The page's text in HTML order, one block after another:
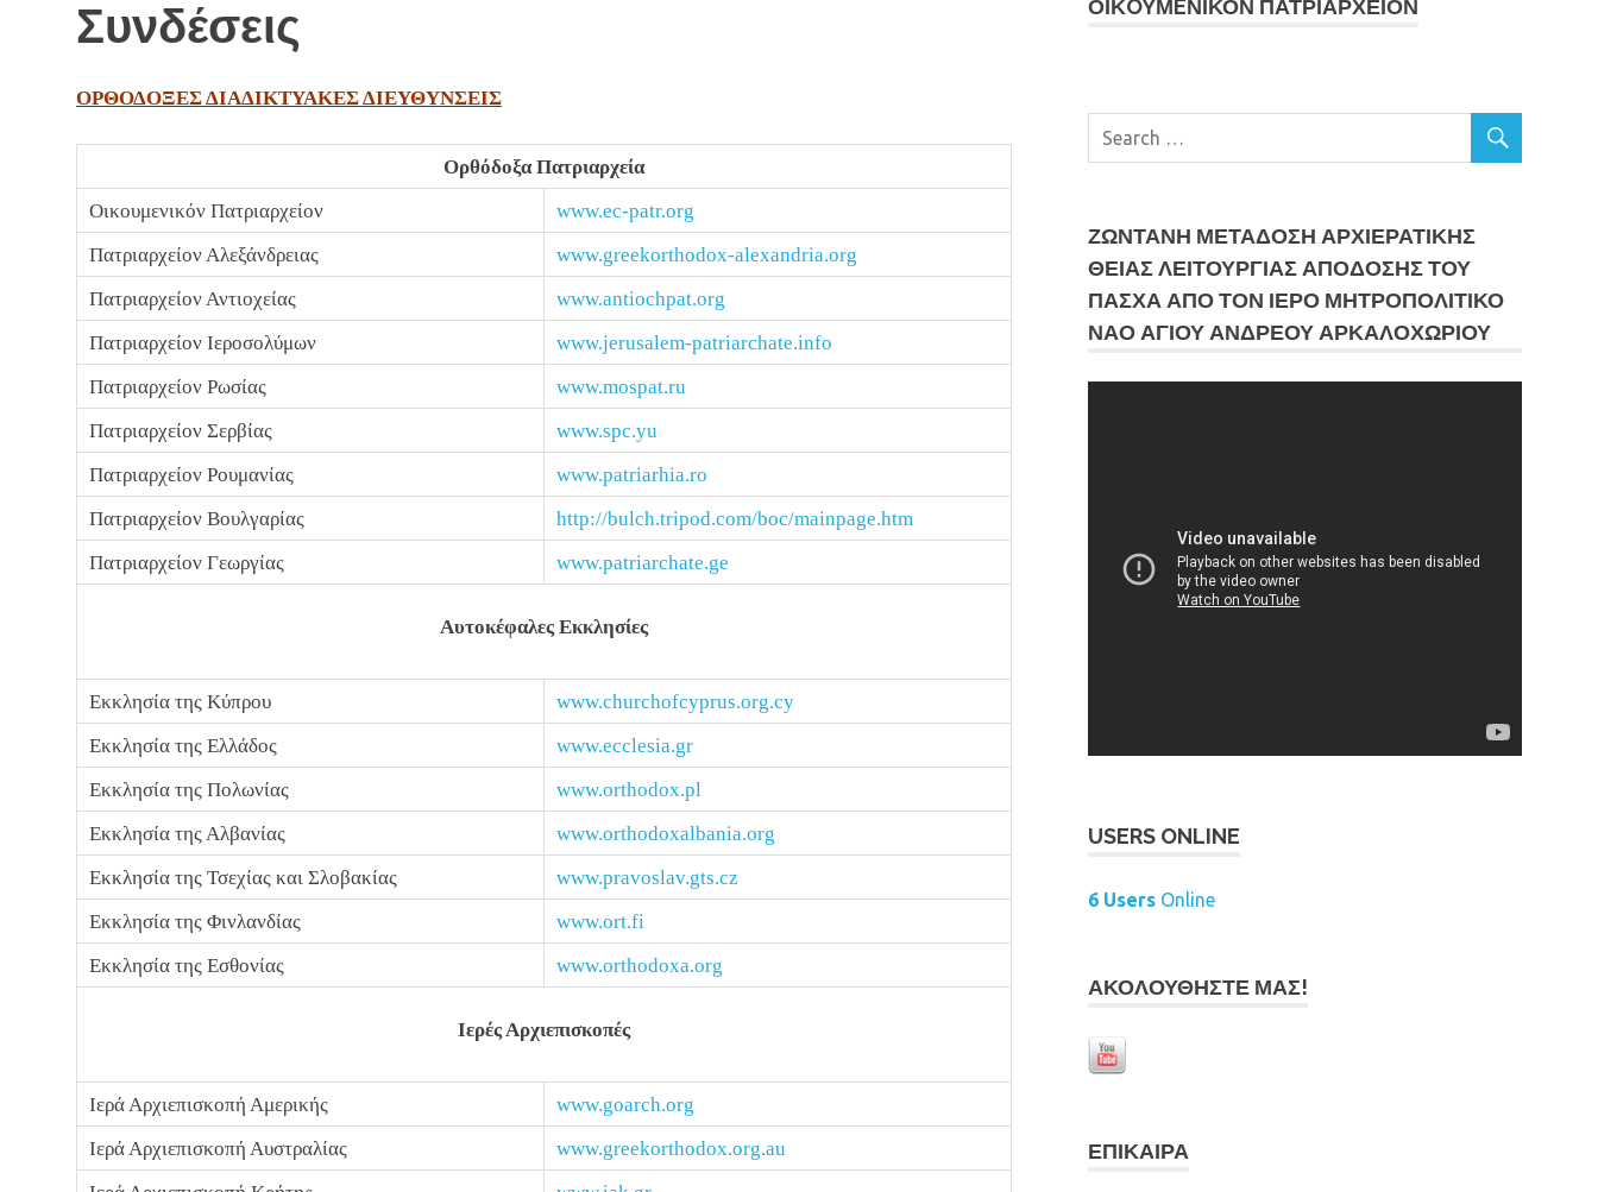
Συνδέσεις
ΟΡΘΟΔΟΞΕΣ ΔΙΑΔΙΚΤΥΑΚΕΣ ΔΙΕΥΘΥΝΣΕΙΣ
Ορθόδοξα Πατριαρχεία
Οικουμενικόν Πατριαρχείον
www.ec-patr.org
Πατριαρχείον Αλεξάνδρειας
www.greekorthodox-alexandria.org
Πατριαρχείον Αντιοχείας
www.antiochpat.org
Πατριαρχείον Ιεροσολύμων
www.jerusalem-patriarchate.info
Πατριαρχείον Ρωσίας
www.mospat.ru
Πατριαρχείον Σερβίας
www.spc.yu
Πατριαρχείον Ρουμανίας
www.patriarhia.ro
Πατριαρχείον Βουλγαρίας
http://bulch.tripod.com/boc/mainpage.htm
Πατριαρχείον Γεωργίας
www.patriarchate.ge
Αυτοκέφαλες Εκκλησίες
Εκκλησία της Κύπρου
www.churchofcyprus.org.cy
Εκκλησία της Ελλάδος
www.ecclesia.gr
Εκκλησία της Πολωνίας
www.orthodox.pl
Εκκλησία της Αλβανίας
www.orthodoxalbania.org
Εκκλησία της Τσεχίας και Σλοβακίας
www.pravoslav.gts.cz
Εκκλησία της Φινλανδίας
www.ort.fi
Εκκλησία της Εσθονίας
www.orthodoxa.org
Ιερές Αρχιεπισκοπές
Ιερά Αρχιεπισκοπή Αμερικής
www.goarch.org
Ιερά Αρχιεπισκοπή Αυστραλίας
www.greekorthodox.org.au
ΟΙΚOYΜEΝΙΚΟΝ ΠΑΤΡΙΑΡΧΕΙΟΝ
ΖΩΝΤΑΝΗ ΜΕΤΆΔΟΣΗ ΑΡΧΙΕΡΑΤΙΚΗΣ
ΘΕΙΑΣ ΛΕΙΤΟΥΡΓΙΑΣ ΑΠΟΔΟΣΗΣ ΤΟΥ
ΠΑΣΧΑ ΑΠΟ ΤΟΝ ΙΕΡΟ ΜΗΤΡΟΠΟΛΙΤΙΚΟ
ΝΑΟ ΑΓΙΟΥ ΑΝΔΡΕΟΥ ΑΡΚΑΛΟΧΩΡΙΟΥ
USERS ONLINE
6 Users Online
ΑΚΟΛΟΥΘΉΣΤΕ ΜΑΣ!
ΕΠΊΚΑΙΡΑ